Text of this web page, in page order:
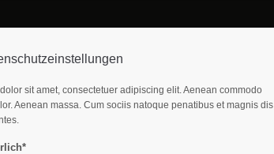
sit amet, consectetuer adipiscing elit. Aenean commodo
Aenean massa. Cum sociis natoque penatibus et magnis dis